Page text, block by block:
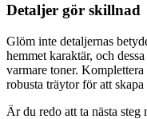
Detaljer gör skillnad
Glöm inte detaljernas
hemmet karaktär, och
varmare toner.
robusta träytor för att
Är du redo att ta nästa